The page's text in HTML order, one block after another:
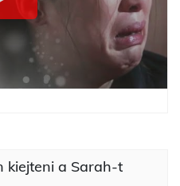
kiejteni a Sarah-t